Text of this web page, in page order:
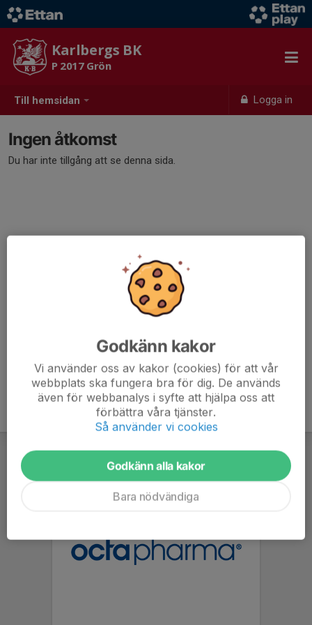
Till hemsidan Logga in
Karlbergs BK
P 2017 Grön
Ingen åtkomst
Du har inte tillgång att se denna sida.
Godkänn kakor
Vi använder oss av kakor (cookies) för att vår
webbplats ska fungera bra för dig. De används
även för webbanalys i syfte att hjälpa oss att
förbättra våra tjänster.
Så använder vi cookies
Godkänn alla kakor
Bara nödvändiga